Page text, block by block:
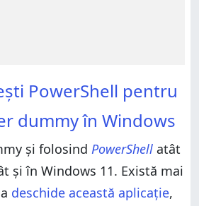
PowerShell pentru
dummy în Windows
și folosind PowerShell atât
și în Windows 11. Există mai
deschide această aplicație,